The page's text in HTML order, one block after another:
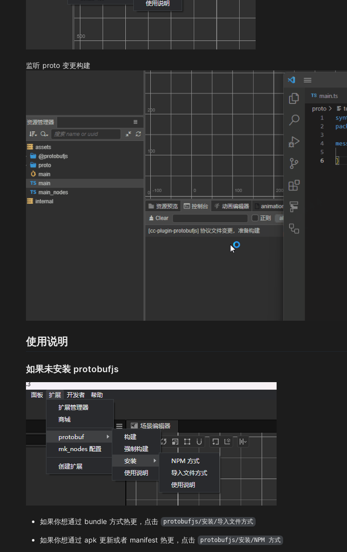
监听 proto 变更构建
使用说明
如果未安装 protobufjs
如果你想通过 bundle 方式热更，点击 protobufjs/安装/导入文件方式
如果你想通过 apk 更新或者 manifest 热更，点击 protobufjs/安装/NPM 方式